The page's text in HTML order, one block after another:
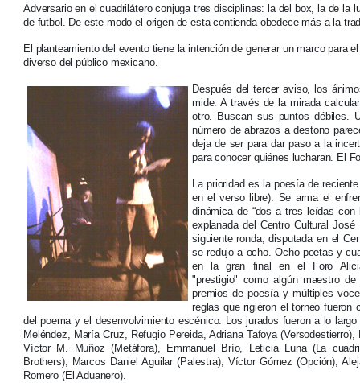
Adversario en el cuadrilátero conjuga tres disciplinas: la del box, la de la
de futbol. De este modo el origen de esta contienda obedece más a la
El planteamiento del evento tiene la intención de generar un marco para
diverso del público mexicano.
Después del tercer aviso, los
mide. A través de la mirada
otro. Buscan sus puntos débiles.
número de abrazos a destono
deja de ser para dar paso a la
para conocer quiénes lucharan. El
La prioridad es la poesía de
en el verso libre). Se arma el
dinámica de “dos a tres leídas
explanada del Centro Cultural
siguiente ronda, disputada en el
se redujo a ocho. Ocho poetas y
en la gran final en el Foro
"prestigio" como algún maestro
premios de poesía y múltiples
reglas que rigieron el torneo
del poema y el desenvolvimiento escénico. Los jurados fueron a lo
Meléndez, María Cruz, Refugio Pereida, Adriana Tafoya
Víctor M. Muñoz (Metáfora), Emmanuel Brío, Leticia Luna (La
Brothers), Marcos Daniel Aguilar (Palestra), Víctor Gómez (Opción),
Romero (El Aduanero).